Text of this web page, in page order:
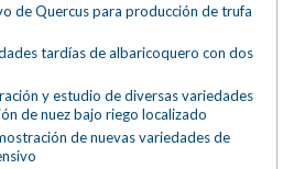
de Quercus para producción de trufa
tardías de albaricoquero con dos
y estudio de diversas variedades
de nuez bajo riego localizado
de nuevas variedades de